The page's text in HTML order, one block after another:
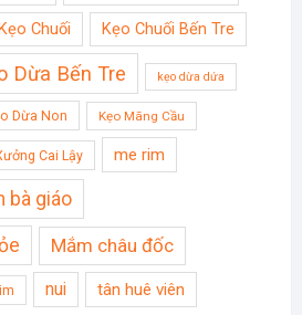
Chuối Kẹo Chuối Bến Tre
Dừa Bến Tre kẹo dừa dứa
Dừa Non Kẹo Mãng Cầu
Cai Lậy me rim
bà giáo
Mắm châu đốc
nui tân huê viên